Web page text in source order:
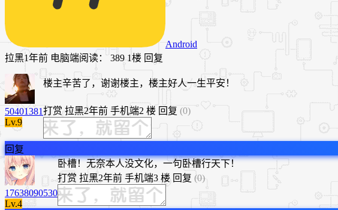
Android
拉黑1年前 电脑端阅读： 389 1楼 回复
50401381
Lv.9
楼主辛苦了，谢谢楼主，楼主好人一生平安！
打赏 拉黑2年前 手机端2 楼 回复 (0)
回复
17638090530
Lv.4
卧槽！无奈本人没文化，一句卧槽行天下！
打赏 拉黑2年前 手机端3 楼 回复 (0)